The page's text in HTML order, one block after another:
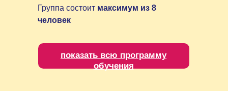
Группа состоит максимум из 8
человек
показать всю программу
обучения